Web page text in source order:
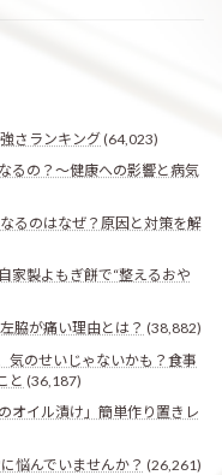
さランキング(64,023)
るの？〜健康への影響と病気
るのはなぜ？原因と対策を解
家製よもぎ餅で“整えるおや
脇が痛い理由とは？ (38,882)
気のせいじゃないかも？食事
と (36,187)
オイル漬け」簡単作り置きレ
悩んでいませんか？ (26,261)